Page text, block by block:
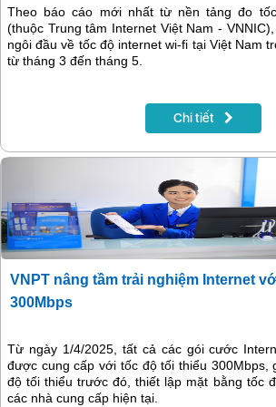
Theo báo cáo mới nhất từ nền tảng đo
(thuộc Trung tâm Internet Việt Nam -
ngôi đầu về tốc độ internet wi-fi tại Việt Nam
từ tháng 3 đến tháng 5.
Chi tiết
VNPT nâng tầm trải nghiệm Internet
300Mbps
Từ ngày 1/4/2025, tất cả các gói cước
được cung cấp với tốc độ tối thiểu 300Mbps,
độ tối thiểu trước đó, thiết lập mặt bằng tốc
các nhà cung cấp hiện tại.